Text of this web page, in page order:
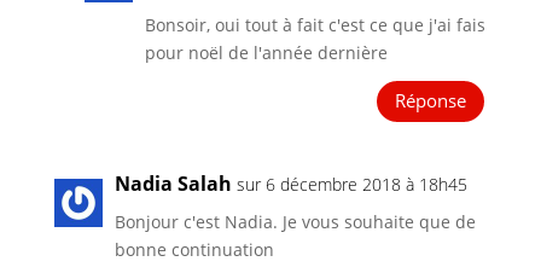
Bonsoir, oui tout à fait c'est ce que j'ai fais
pour noël de l'année dernière
Réponse
Nadia Salah sur 6 décembre 2018 à 18h45
Bonjour c'est Nadia. Je vous souhaite que de
bonne continuation